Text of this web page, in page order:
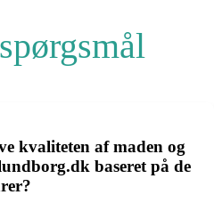
kvaliteten af maden og
baseret på de